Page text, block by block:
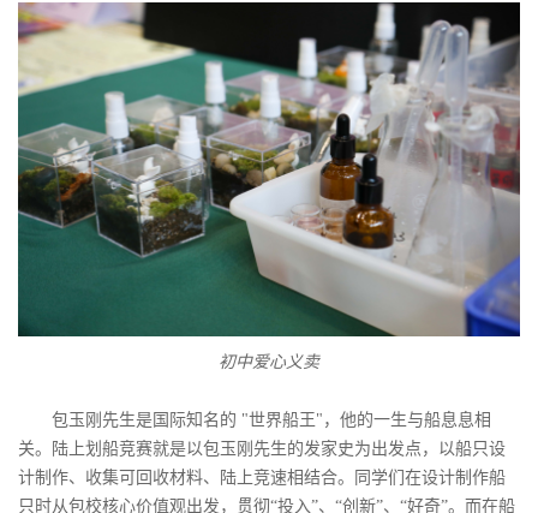
初中爱心义卖
包玉刚先生是国际知名的 "世界船王"，他的一生与船息息相
关。陆上划船竞赛就是以包玉刚先生的发家史为出发点，以船只设
计制作、收集可回收材料、陆上竞速相结合。同学们在设计制作船
只时从包校核心价值观出发，贯彻“投入”、“创新”、“好奇”。而在船